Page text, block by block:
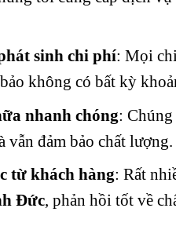
sinh chi phí: Mọi
không có bất kỳ
nhanh chóng:
vẫn đảm bảo chất lượng.
từ khách hàng: Rất
Đức, phản hồi tốt về